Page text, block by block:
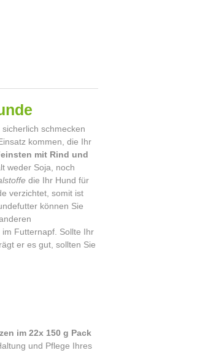
schmecken
kommen, die Ihr
mit Rind und
weder Soja, noch
die Ihr Hund für
verzichtet, somit ist
können Sie
Futternapf. Sollte Ihr
er es gut, sollten Sie
im 22x 150 g Pack
und Pflege Ihres